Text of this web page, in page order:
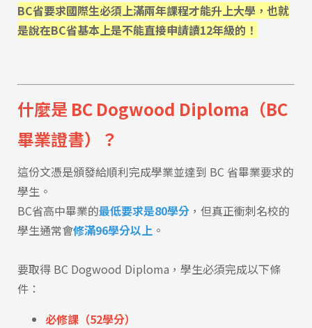
BC省要求國際生必須上滿兩年課程才能升上大學，也就
是說在BC省基本上是不能直接申請讀12年級的！
什麼是 BC Dogwood Diploma（BC
畢業證書）？
這份文憑是頒發給順利完成學業並達到 BC 省畢業要求的
學生。
BC省高中畢業的最低要求是80學分 ，但真正衝刺名校的
學生通常會修滿96學分以上 。
要取得 BC Dogwood Diploma，學生必須完成以下條
件：
必修課（52學分）